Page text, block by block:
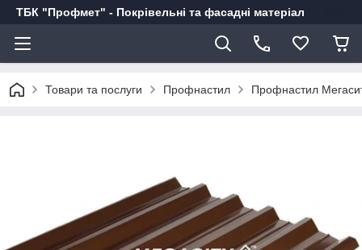
ТБК "Профмет" - Покрівельні та фасадні матеріал
Товари та послуги Профнастил Профнастил